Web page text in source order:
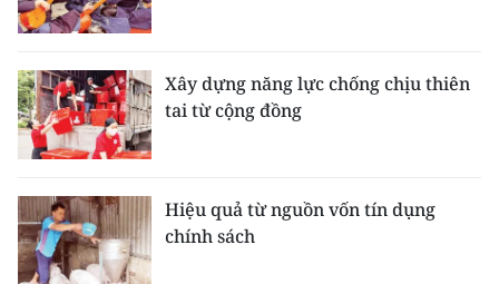
Xây dựng năng lực chống chịu thiên
tai từ cộng đồng
Hiệu quả từ nguồn vốn tín dụng
chính sách